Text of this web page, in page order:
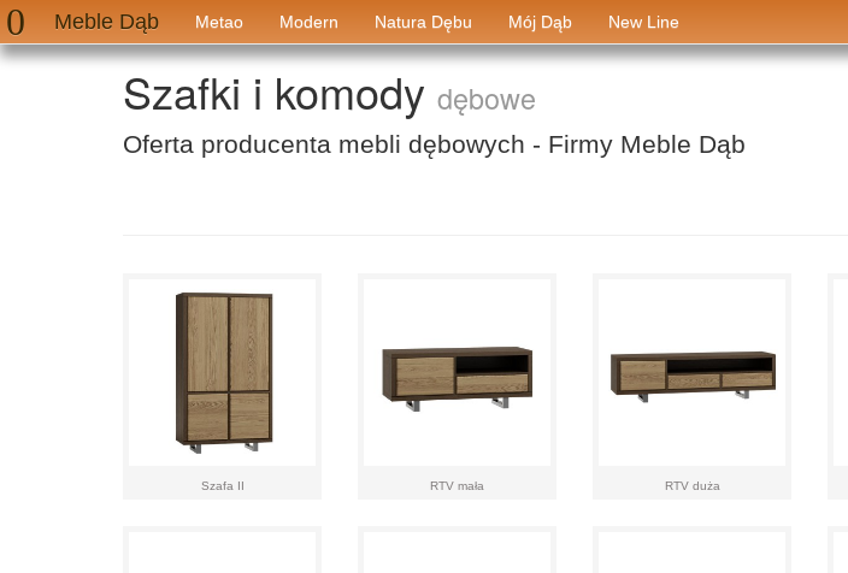
Meble Dąb Metao Modern Natura Dębu Mój Dąb New Line
Szafki i komody dębowe
Oferta producenta mebli dębowych - Firmy Meble Dąb
Szafa II RTV mała RTV duża